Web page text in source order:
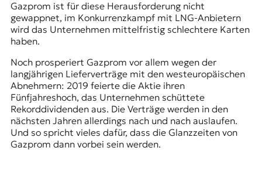
Gazprom ist für diese Herausforderung nicht
gewappnet, im Konkurrenzkampf mit LNG-Anbietern
wird das Unternehmen mittelfristig schlechtere Karten
haben.
Noch prosperiert Gazprom vor allem wegen der
langjährigen Lieferverträge mit den westeuropäischen
Abnehmern: 2019 feierte die Aktie ihren
Fünfjahreshoch, das Unternehmen schüttete
Rekorddividenden aus. Die Verträge werden in den
nächsten Jahren allerdings nach und nach auslaufen.
Und so spricht vieles dafür, dass die Glanzzeiten von
Gazprom dann vorbei sein werden.